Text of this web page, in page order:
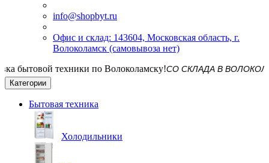
info@shopbyt.ru
Офис и склад: 143604, Московская область, г.
Волоколамск (самовывоза нет)
СО СКЛАДА В ВОЛОКОЛАМСКЕ!
Категории
Бытовая техника
Холодильники